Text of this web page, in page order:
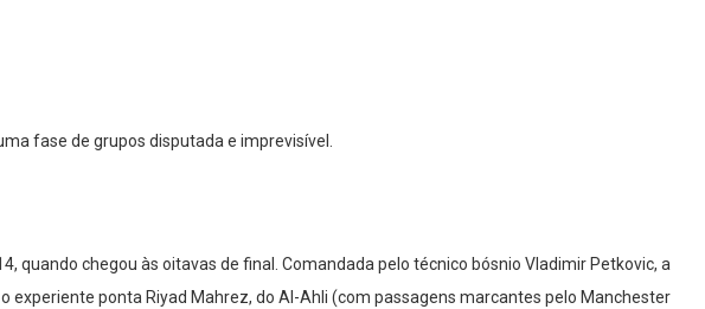
fase de grupos disputada e imprevisível.
quando chegou às oitavas de final. Comandada pelo técnico bósnio Vladimir Petkovic, a
experiente ponta Riyad Mahrez, do Al-Ahli (com passagens marcantes pelo Manchester